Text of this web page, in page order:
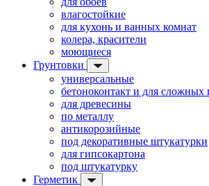
влагостойкие
для кухонь и ванных комнат
колера, красители
моющиеся
Грунтовки
универсальные
бетоноконтакт и для сложных
для древесины
по металлу
антикорозийные
под декоративные штукатурки
для гипсокартона
под штукатурку
Герметик